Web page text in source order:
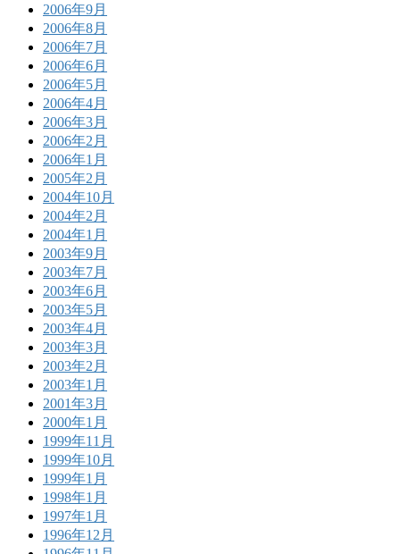
2006年9月
2006年8月
2006年7月
2006年6月
2006年5月
2006年4月
2006年3月
2006年2月
2006年1月
2005年2月
2004年10月
2004年2月
2004年1月
2003年9月
2003年7月
2003年6月
2003年5月
2003年4月
2003年3月
2003年2月
2003年1月
2001年3月
2000年1月
1999年11月
1999年10月
1999年1月
1998年1月
1997年1月
1996年12月